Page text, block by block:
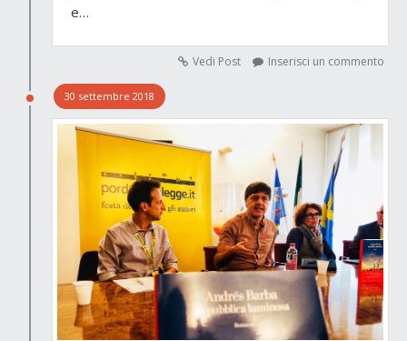
e…
Vedi Post Inserisci un commento
30 settembre 2018